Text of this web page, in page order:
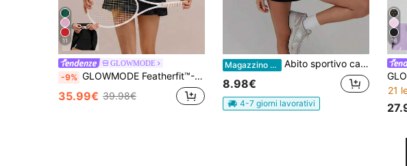
11
GLOWMODE
-9% GLOWMODE Featherfit™- Set Game Air Vestito Senza Maniche, A-line Vestito Con Spalline, Tasche E Nodi Incorporati. Adatto Per Attività Quotidiane A Basso Impatto.
35.99€ 39.98€
Magazzino EU Abito sportivo casual da donna con scollo a V senza schienale, monocolore, adatto per fitness e tempo libero, vestibilità slim, versatile e alla moda
8.98€
4-7 giorni lavorativi
16
21